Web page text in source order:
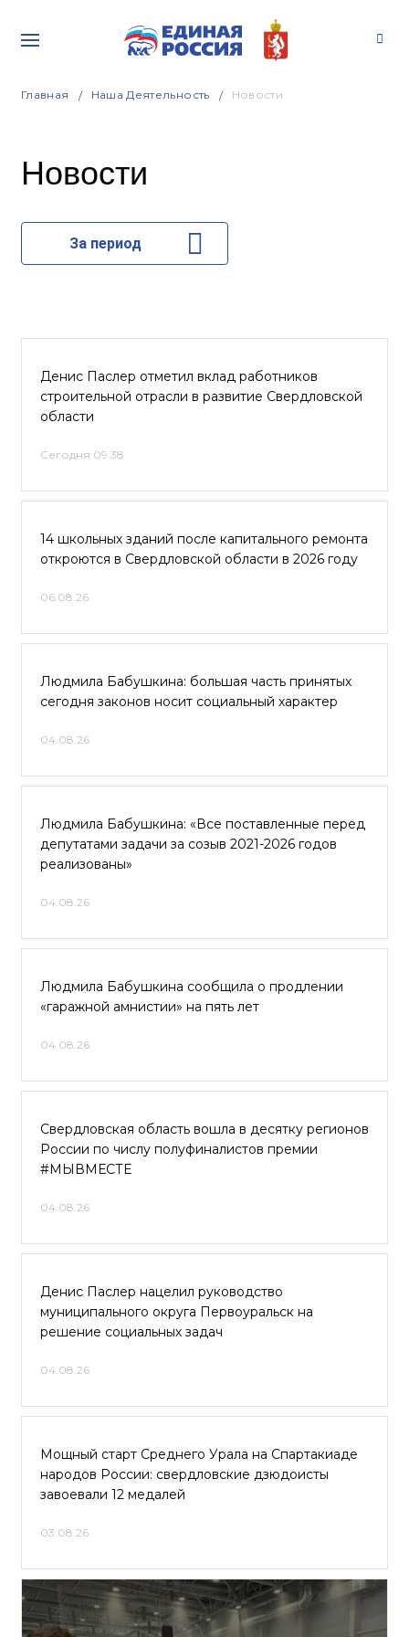
Главная Наша Деятельность Новости
Новости
За период
Денис Паслер отметил вклад работников
строительной отрасли в развитие Свердловской
области
Сегодня 09:38
14 школьных зданий после капитального ремонта
откроются в Свердловской области в 2026 году
06.08.26
Людмила Бабушкина: большая часть принятых
сегодня законов носит социальный характер
04.08.26
Людмила Бабушкина: «Все поставленные перед
депутатами задачи за созыв 2021-2026 годов
реализованы»
04.08.26
Людмила Бабушкина сообщила о продлении
«гаражной амнистии» на пять лет
04.08.26
Свердловская область вошла в десятку регионов
России по числу полуфиналистов премии
#МЫВМЕСТЕ
04.08.26
Денис Паслер нацелил руководство
муниципального округа Первоуральск на
решение социальных задач
04.08.26
Мощный старт Среднего Урала на Спартакиаде
народов России: свердловские дзюдоисты
завоевали 12 медалей
03.08.26